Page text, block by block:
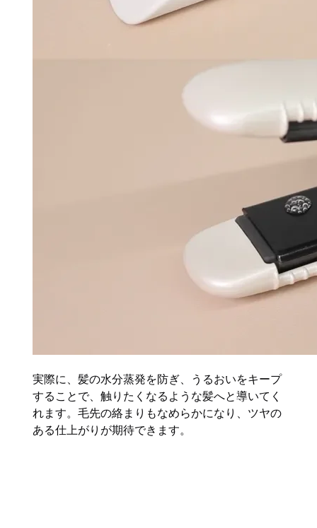
実際に、髪の水分蒸発を防ぎ、うるおいをキープ
することで、触りたくなるような髪へと導いてく
れます。毛先の絡まりもなめらかになり、ツヤの
ある仕上がりが期待できます。